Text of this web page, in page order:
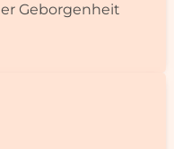
Geborgenheit